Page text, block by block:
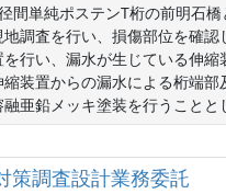
間単純ポステンT桁の前明石
調査を行い、損傷部位を確
行い、漏水が生じている伸
装置からの漏水による桁端
亜鉛メッキ塗装を行うことと
策調査設計業務委託